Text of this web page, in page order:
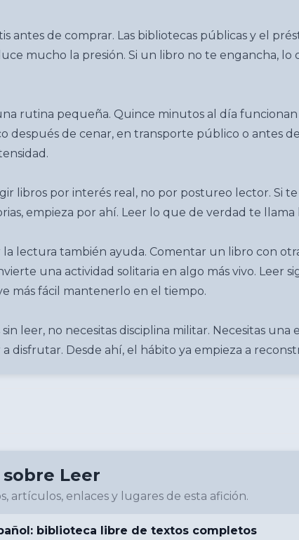
antes de comprar. Las bibliotecas públicas y el
mucho la presión. Si un libro no te engancha, lo
rutina pequeña. Quince minutos al día funcionan
después de cenar, en transporte público o antes
libros por interés real, no por postureo lector. Si
empieza por ahí. Leer lo que de verdad te
lectura también ayuda. Comentar un libro con
una actividad solitaria en algo más vivo. Leer
más fácil mantenerlo en el tiempo.
sin leer, no necesitas disciplina militar. Necesitas
disfrutar. Desde ahí, el hábito ya empieza a
sobre Leer
artículos, enlaces y lugares de esta afición.
biblioteca libre de textos completos